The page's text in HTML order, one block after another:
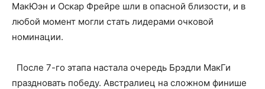
МакЮэн и Оскар Фрейре шли в опасной близости, и в
любой момент могли стать лидерами очковой
номинации.
После 7-го этапа настала очередь Брэдли МакГи
праздновать победу. Австралиец на сложном финише